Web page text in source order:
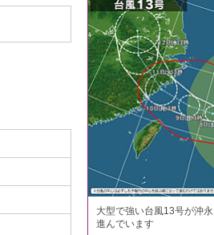
大型で強い台風13号が沖
進んでいます